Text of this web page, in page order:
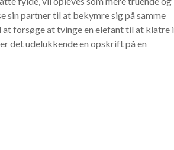
sin partner til at bekymre sig på samme
at forsøge at tvinge en elefant til at klatre i
det udelukkende en opskrift på en